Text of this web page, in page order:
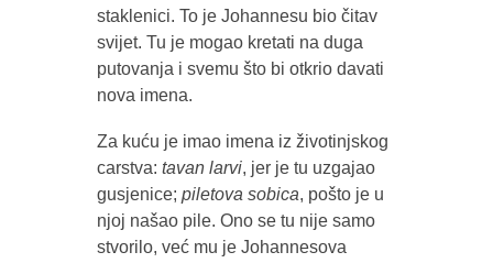
staklenici. To je Johannesu bio čitav
svijet. Tu je mogao kretati na duga
putovanja i svemu što bi otkrio davati
nova imena.
Za kuću je imao imena iz životinjskog
carstva: tavan larvi, jer je tu uzgajao
gusjenice; piletova sobica, pošto je u
njoj našao pile. Ono se tu nije samo
stvorilo, već mu je Johannesova